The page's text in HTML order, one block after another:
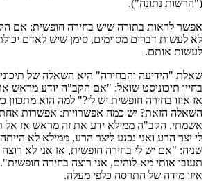
("הרשות נתונה").
אפשר לראות בתורה שיש בחירה חופשית: אם
לא לעשות דברים מסוימים, סימן שיש לאדם
לעשות אותם.
שאלת "הידיעה והבחירה" היא השאלה של
בחייו תיכוניסט שואל: "אם הקב"ה יודע מראש
אז איזו בחירה חופשית יש לי?" למה הוא
השאלה הזאת? יש כמה אפשרויות: אפשרות אחת
אשמתי. הקב"ה ממילא ידע את זה מראש אז אל
לי יצר הרע ואני נכנע ליצר הרע, ממילא לא
שניה: "אם יש לי בחירה חופשית, אז אני לא
תעזבו אותי מא-לוהים, אני רוצה בחירה
איזו מידה של התרסה כלפי מעלה.